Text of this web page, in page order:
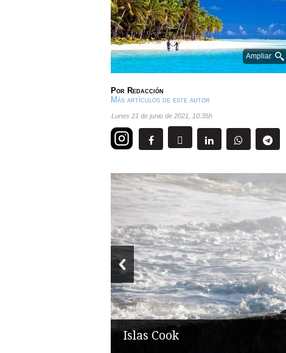
Ampliar
Por Redacción
Más artículos de este autor
lunes 21 de junio de 2021 10:35h
Islas Cook